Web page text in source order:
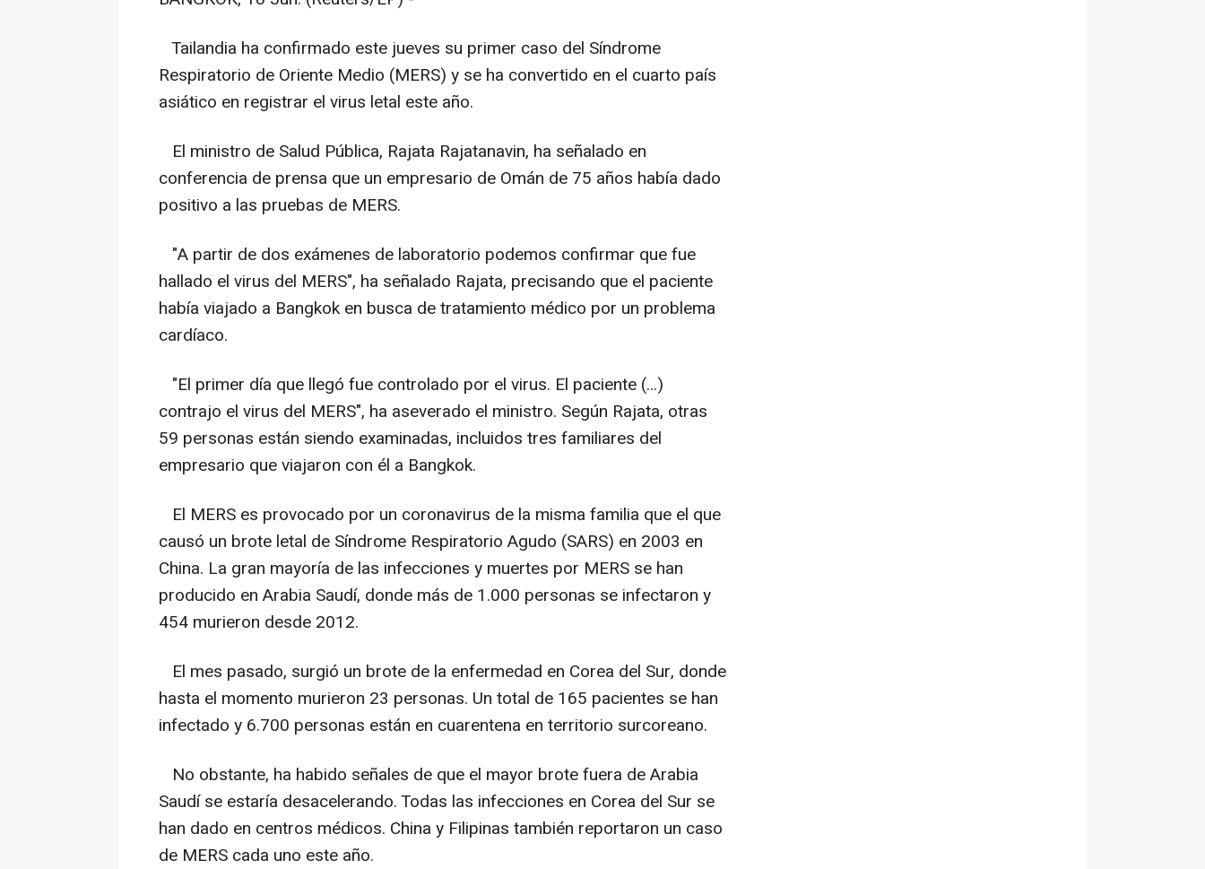
Tailandia ha confirmado este jueves su primer caso del Síndrome
Respiratorio de Oriente Medio (MERS) y se ha convertido en el cuarto país
asiático en registrar el virus letal este año.
El ministro de Salud Pública, Rajata Rajatanavin, ha señalado en
conferencia de prensa que un empresario de Omán de 75 años había dado
positivo a las pruebas de MERS.
"A partir de dos exámenes de laboratorio podemos confirmar que fue
hallado el virus del MERS", ha señalado Rajata, precisando que el paciente
había viajado a Bangkok en busca de tratamiento médico por un problema
cardíaco.
"El primer día que llegó fue controlado por el virus. El paciente (...)
contrajo el virus del MERS", ha aseverado el ministro. Según Rajata, otras
59 personas están siendo examinadas, incluidos tres familiares del
empresario que viajaron con él a Bangkok.
El MERS es provocado por un coronavirus de la misma familia que el que
causó un brote letal de Síndrome Respiratorio Agudo (SARS) en 2003 en
China. La gran mayoría de las infecciones y muertes por MERS se han
producido en Arabia Saudí, donde más de 1.000 personas se infectaron y
454 murieron desde 2012.
El mes pasado, surgió un brote de la enfermedad en Corea del Sur, donde
hasta el momento murieron 23 personas. Un total de 165 pacientes se han
infectado y 6.700 personas están en cuarentena en territorio surcoreano.
No obstante, ha habido señales de que el mayor brote fuera de Arabia
Saudí se estaría desacelerando. Todas las infecciones en Corea del Sur se
han dado en centros médicos. China y Filipinas también reportaron un caso
de MERS cada uno este año.